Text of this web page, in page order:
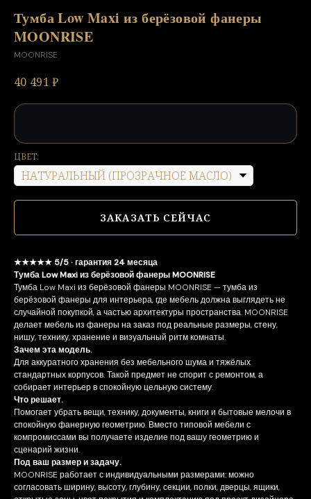
Тумба Low Maxi из берёзовой фанеры
MOONRISE
MOONRISE
40 491 ₽
ЦВЕТ:
ЗАКАЗАТЬ СЕЙЧАС
★★★★★ 5/5 · гарантия 24 месяца
Тумба Low Maxi из берёзовой фанеры MOONRISE
Тумба Low Maxi из берёзовой фанеры MOONRISE — тумба из
берёзовой фанеры для интерьера, где мебель должна выглядеть не
случайной покупкой, а частью архитектуры пространства. MOONRISE
делает мебель из фанеры на заказ под реальные размеры, стену,
нишу, технику, хранение и визуальный ритм комнаты.
Зачем эта модель.
Для аккуратного хранения без мебельного шума и тяжёлых
стандартных корпусов. Такой предмет не спорит с ремонтом, а
собирает интерьер в спокойную цельную систему.
Что решает.
Помогает убрать вещи, технику, документы, книги и бытовые мелочи в
спокойную фанерную геометрию. Вместо типовой мебели с
компромиссами вы получаете изделие под вашу геометрию и
сценарий жизни.
Под ваш размер и задачу.
MOONRISE работает с индивидуальными размерами: можно
согласовать ширину, высоту, глубину, секции, полки, дверцы, ящики,